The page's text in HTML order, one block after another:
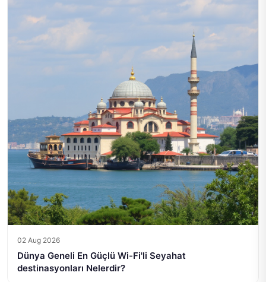
02 Aug 2026
Dünya Geneli En Güçlü Wi-Fi'li Seyahat
destinasyonları Nelerdir?